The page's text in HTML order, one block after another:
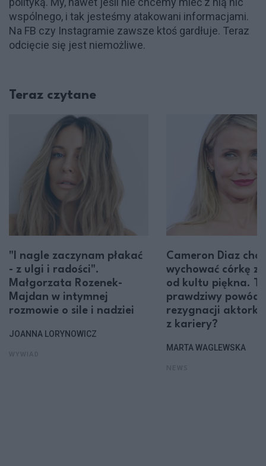
wspólnego, i tak jesteśmy atakowani informacjami.
Na FB czy Instagramie zawsze ktoś gardłuje. Teraz
odcięcie się jest niemożliwe.
Teraz czytane
"I nagle zaczynam płakać
- z ulgi i radości".
Małgorzata Rozenek-
Majdan w intymnej
rozmowie o sile i nadziei
JOANNA LORYNOWICZ
Cameron Diaz chce
wychować córkę z
od kultu piękna. To
prawdziwy powód
rezygnacji aktorki
z kariery?
MARTA WAGLEWSKA